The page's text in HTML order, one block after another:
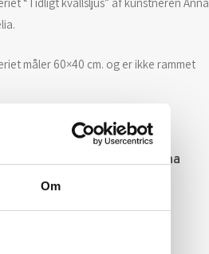
Om
måler 60×40 cm. og er ikke rammet
er malet med olie på lærred.
alle vores malerier af Anna